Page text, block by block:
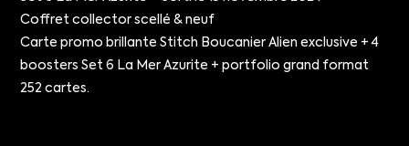
Coffret collector scellé & neuf
Carte promo brillante Stitch Boucanier Alien exclusive + 4
boosters Set 6 La Mer Azurite + portfolio grand format
252 cartes.